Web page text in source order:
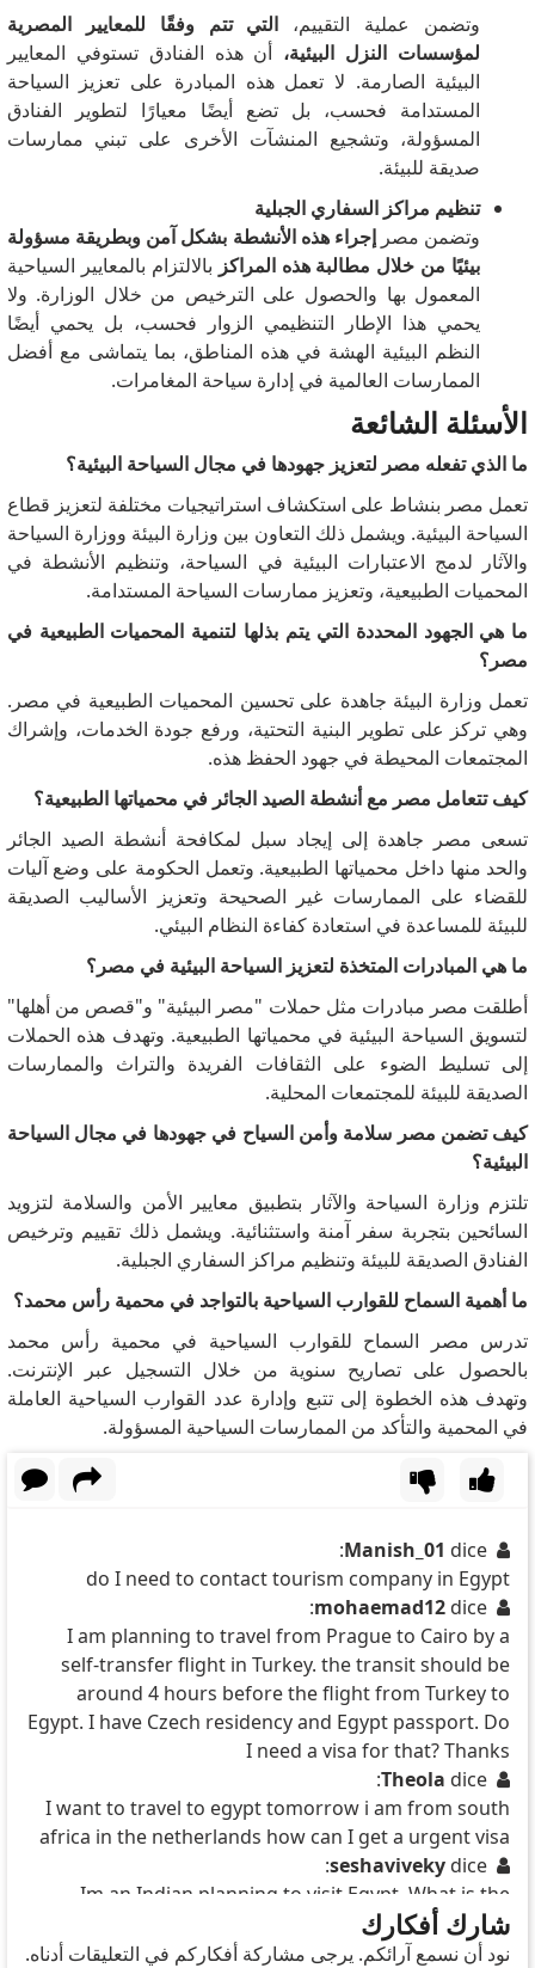
وتضمن عملية التقييم، التي تتم وفقًا للمعايير المصرية
لمؤسسات النزل البيئية، أن هذه الفنادق تستوفي المعايير
البيئية الصارمة. لا تعمل هذه المبادرة على تعزيز السياحة
المستدامة فحسب، بل تضع أيضًا معيارًا لتطوير الفنادق
المسؤولة، وتشجيع المنشآت الأخرى على تبني ممارسات
صديقة للبيئة.
تنظيم مراكز السفاري الجبلية
وتضمن مصرإجراء هذه الأنشطة بشكل آمن وبطريقة مسؤولة
بيئيًا من خلال مطالبة هذه المراكز بالالتزام بالمعايير السياحية
المعمول بها والحصول على الترخيص من خلال الوزارة. ولا
يحمي هذا الإطار التنظيمي الزوار فحسب، بل يحمي أيضًا
النظم البيئية الهشة في هذه المناطق، بما يتماشى مع أفضل
الممارسات العالمية في إدارة سياحة المغامرات.
الأسئلة الشائعة
ما الذي تفعله مصر لتعزيز جهودها في مجال السياحة البيئية؟
تعمل مصر بنشاط على استكشاف استراتيجيات مختلفة لتعزيز قطاع
السياحة البيئية. ويشمل ذلك التعاون بين وزارة البيئة ووزارة السياحة
والآثار لدمج الاعتبارات البيئية في السياحة، وتنظيم الأنشطة في
المحميات الطبيعية، وتعزيز ممارسات السياحة المستدامة.
ما هي الجهود المحددة التي يتم بذلها لتنمية المحميات الطبيعية في
مصر؟
تعمل وزارة البيئة جاهدة على تحسين المحميات الطبيعية في مصر.
وهي تركز على تطوير البنية التحتية، ورفع جودة الخدمات، وإشراك
المجتمعات المحيطة في جهود الحفظ هذه.
كيف تتعامل مصر مع أنشطة الصيد الجائر في محمياتها الطبيعية؟
تسعى مصر جاهدة إلى إيجاد سبل لمكافحة أنشطة الصيد الجائر
والحد منها داخل محمياتها الطبيعية. وتعمل الحكومة على وضع آليات
للقضاء على الممارسات غير الصحيحة وتعزيز الأساليب الصديقة
للبيئة للمساعدة في استعادة كفاءة النظام البيئي.
ما هي المبادرات المتخذة لتعزيز السياحة البيئية في مصر؟
أطلقت مصر مبادرات مثل حملات "مصر البيئية" و"قصص من أهلها"
لتسويق السياحة البيئية في محمياتها الطبيعية. وتهدف هذه الحملات
إلى تسليط الضوء على الثقافات الفريدة والتراث والممارسات
الصديقة للبيئة للمجتمعات المحلية.
كيف تضمن مصر سلامة وأمن السياح في جهودها في مجال السياحة
البيئية؟
تلتزم وزارة السياحة والآثار بتطبيق معايير الأمن والسلامة لتزويد
السائحين بتجربة سفر آمنة واستثنائية. ويشمل ذلك تقييم وترخيص
الفنادق الصديقة للبيئة وتنظيم مراكز السفاري الجبلية.
ما أهمية السماح للقوارب السياحية بالتواجد في محمية رأس محمد؟
تدرس مصر السماح للقوارب السياحية في محمية رأس محمد
بالحصول على تصاريح سنوية من خلال التسجيل عبر الإنترنت.
وتهدف هذه الخطوة إلى تتبع وإدارة عدد القوارب السياحية العاملة
في المحمية والتأكد من الممارسات السياحية المسؤولة.
Manish_01 dice:
do I need to contact tourism company in Egypt
mohaemad12 dice:
I am planning to travel from Prague to Cairo by a
self-transfer flight in Turkey. the transit should be
around 4 hours before the flight from Turkey to
Egypt. I have Czech residency and Egypt passport. Do
I need a visa for that? Thanks
Theola dice:
I want to travel to egypt tomorrow i am from south
africa in the netherlands how can I get a urgent visa
seshaviveky dice:
Im an Indian planning to visit Egypt. What is the
timelinw to get evisa and the cost? What are the
various option for speedy processing and costs
شارك أفكارك
نود أن نسمع آرائكم. يرجى مشاركة أفكاركم في التعليقات أدناه.